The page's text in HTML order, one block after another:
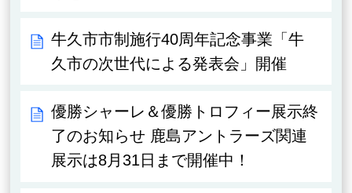
牛久市市制施行40周年記念事業「牛
久市の次世代による発表会」開催
優勝シャーレ＆優勝トロフィー展示終
了のお知らせ 鹿島アントラーズ関連
展示は8月31日まで開催中！